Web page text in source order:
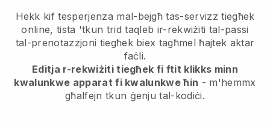
Hekk kif tesperjenza mal-bejgħ tas-servizz tiegħek
online, tista 'tkun trid taqleb ir-rekwiżiti tal-passi
tal-prenotazzjoni tiegħek biex tagħmel ħajtek aktar
faċli.
Editja r-rekwiżiti tiegħek fi ftit klikks minn
kwalunkwe apparat fi kwalunkwe ħin - m'hemmx
għalfejn tkun ġenju tal-kodiċi.